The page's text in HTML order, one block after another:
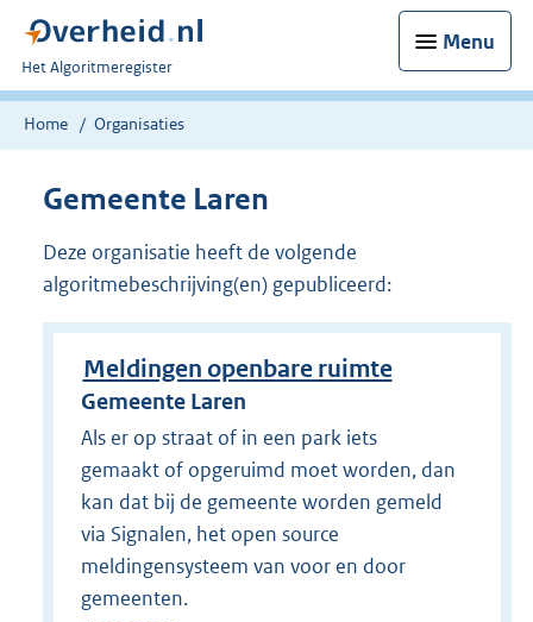
Menu
U
bent
nu
Het Algoritmeregister
Home Organisaties
Gemeente Laren
Deze organisatie heeft de volgende
algoritmebeschrijving(en) gepubliceerd:
Meldingen openbare ruimte
Gemeente Laren
Als er op straat of in een park iets
gemaakt of opgeruimd moet worden, dan
kan dat bij de gemeente worden gemeld
via Signalen, het open source
meldingensysteem van voor en door
gemeenten.